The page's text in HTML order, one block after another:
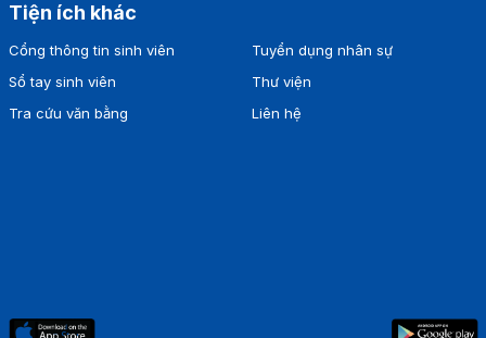
Tiện ích khác
Cổng thông tin sinh viên
Sổ tay sinh viên
Tra cứu văn bằng
Tuyển dụng nhân sự
Thư viện
Liên hệ